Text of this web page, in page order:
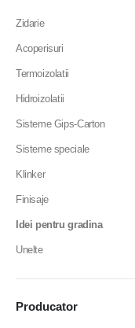
Zidarie
Acoperisuri
Termoizolatii
Hidroizolatii
Sisteme Gips-Carton
Sisteme speciale
Klinker
Finisaje
Idei pentru gradina
Unelte
Producator